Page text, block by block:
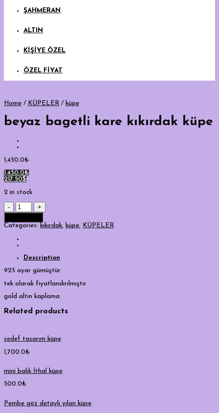
ŞAHMERAN
ALTIN
KİŞİYE ÖZEL
ÖZEL FİYAT
Home / KÜPELER / küpe
beyaz bagetli kare kıkırdak küpe
1,450.0₺
1,450.0₺
217.50$
2 in stock
beyaz
bagetli
kıkırdak
küpe
Categories: kıkırdak, küpe, KÜPELER
Description
925 ayar gümüştür
tek olarak fiyatlandırılmıştır
gold altın kaplama
Related products
sedef tasarım küpe
1,700.0₺
mini balık İthal küpe
500.0₺
Pembe göz detaylı yılan küpe